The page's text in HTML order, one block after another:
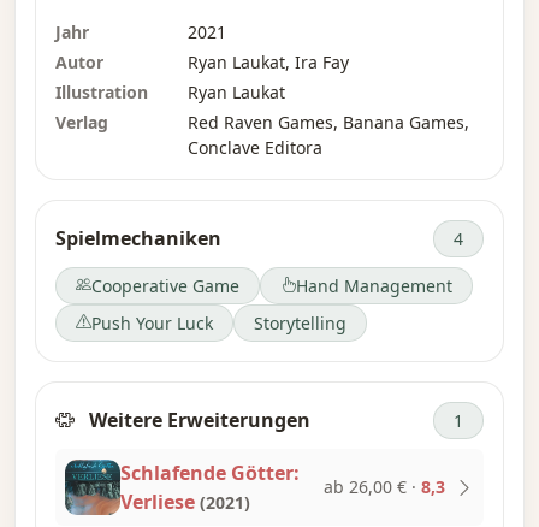
Nordosten verbergen die Götter die Überreste
einer weitläufigen Stadt und die Geschichte
ihrer Boshaftigkeit. Bereite deine Mannschaft
vor. Neue Gefahren und Abenteuer erwarten
„Sleeping Gods: Tides of Ruin“ erweitert die
Welt von „Sleeping Gods“ um einen zweiten
Atlas, ein begleitendes Geschichtenbuch, neue
Abenteuerkarten, Gegner, Ereignisse und
vieles mehr. Kombiniere diese Erweiterung
Jahr
2021
Autor
Ryan Laukat, Ira Fay
Illustration
Ryan Laukat
Verlag
Red Raven Games, Banana Games,
Conclave Editora
Spielmechaniken 4
Cooperative Game
Hand Management
Push Your Luck
Storytelling
Weitere Erweiterungen 1
Schlafende Götter:
Verliese (2021)
ab 26,00 € · 8,3